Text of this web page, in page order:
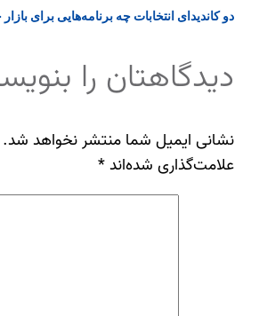
دو کاندیدای انتخابات چه برنامه‌هایی برای
دیدگاهتان را
نشانی ایمیل شما منتشر نخواهد شد.
علامت‌گذاری شده‌اند*